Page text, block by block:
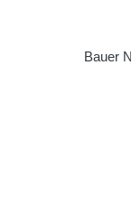
Bauer